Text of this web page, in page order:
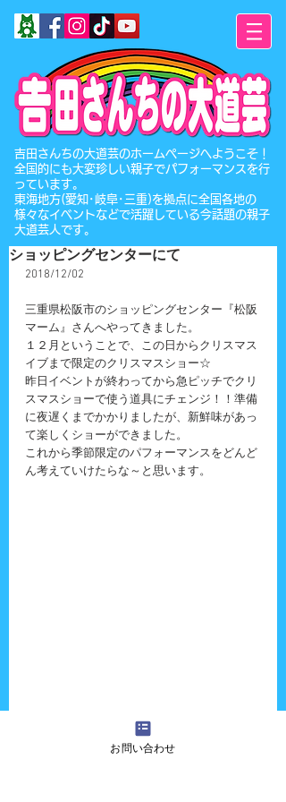
​吉田さんちの大道芸のホームページへようこそ！
全国的にも大変珍しい親子でパフォーマンスを行
っています。
東海地方(愛知･岐阜･三重)を拠点に全国各地の
様々なイベントなどで活躍している今話題の親子
大道芸人です。
ショッピングセンターにて
2018/12/02
三重県松阪市のショッピングセンター『松阪
マーム』さんへやってきました。
１２月ということで、この日からクリスマス
イブまで限定のクリスマスショー☆
昨日イベントが終わってから急ピッチでクリ
スマスショーで使う道具にチェンジ！！準備
に夜遅くまでかかりましたが、新鮮味があっ
て楽しくショーができました。
これから季節限定のパフォーマンスをどんど
ん考えていけたらな～と思います。
『吉田さんちの大道芸』へのご質問・ご意
お問い合わせ